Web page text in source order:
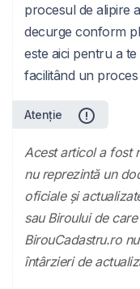
procesul de alipire
decurge conform
este aici pentru a
facilitând un proces
Atenție
Acest articol a fost
nu reprezintă un
oficiale și
sau Biroului de
BirouCadastru.ro
întârzieri de